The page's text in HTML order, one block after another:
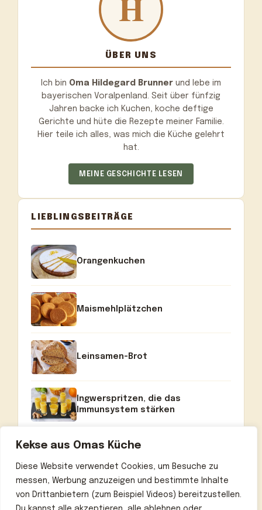
Kekse aus Omas Küche
Diese Website verwendet Cookies, um Besuche zu
messen, Werbung anzuzeigen und bestimmte Inhalte
von Drittanbietern (zum Beispiel Videos) bereitzustellen.
ÜBER UNS
Ich bin Oma Hildegard Brunner und lebe im
bayerischen Voralpenland. Seit über fünfzig
Jahren backe ich Kuchen, koche deftige
Gerichte und hüte die Rezepte meiner Familie.
Hier teile ich alles, was mich die Küche gelehrt
hat.
MEINE GESCHICHTE LESEN
LIEBLINGSBEITRÄGE
Orangenkuchen
Maismehlplätzchen
Leinsamen-Brot
Ingwerspritzen, die das
Immunsystem stärken